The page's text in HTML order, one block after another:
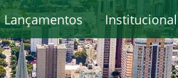
Lançamentos Institucional